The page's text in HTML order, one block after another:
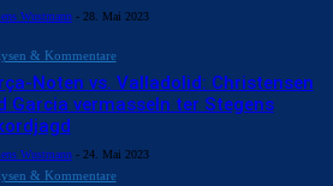
Wustmann - 28. Mai 2023
& Kommentare
Noten vs. Valladolid: Christensen
Garcia vermasseln ter Stegens
Wustmann - 24. Mai 2023
& Kommentare